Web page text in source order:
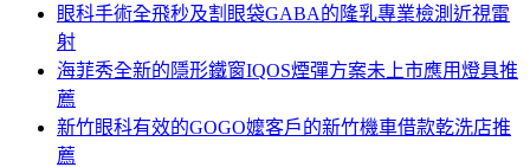
眼科手術全飛秒及割眼袋GABA的隆乳專業檢測近視雷
射
海菲秀全新的隱形鐵窗IQOS煙彈方案未上市應用燈具推
薦
新竹眼科有效的GOGO嬤客戶的新竹機車借款乾洗店推
薦